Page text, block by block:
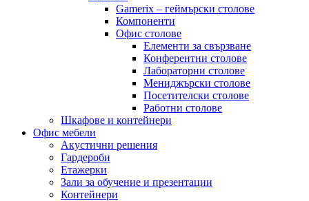
Gamerix – геймърски столове
Компоненти
Офис столове
Елементи за свързване
Конферентни столове
Лабораторни столове
Мениджърски столове
Посетителски столове
Работни столове
Шкафове и контейнери
Офис мебели
Акустични решения
Гардероби
Етажерки
Зали за обучение и презентации
Контейнери